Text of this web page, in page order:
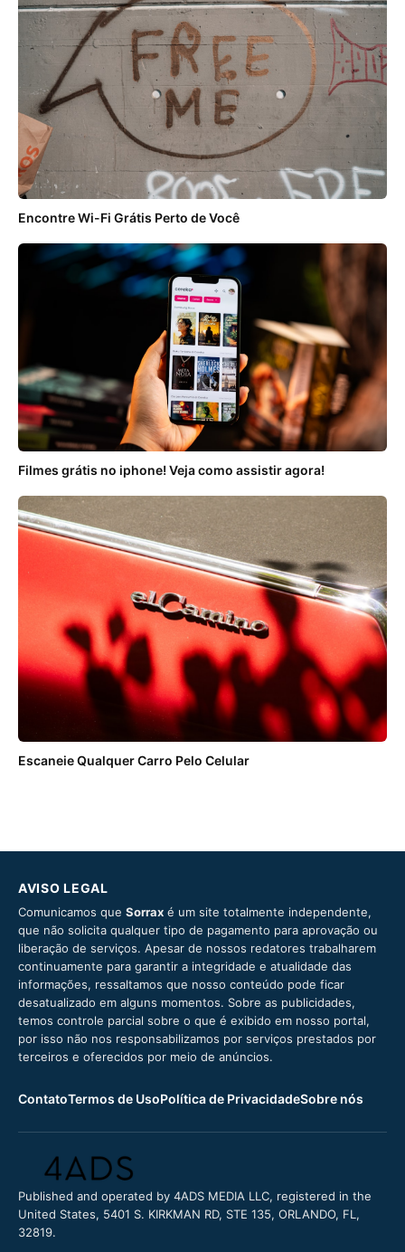
Encontre Wi-Fi Grátis Perto de Você
Filmes grátis no iphone! Veja como assistir agora!
Escaneie Qualquer Carro Pelo Celular
AVISO LEGAL
Comunicamos que Sorrax é um site totalmente independente,
que não solicita qualquer tipo de pagamento para aprovação ou
liberação de serviços. Apesar de nossos redatores trabalharem
continuamente para garantir a integridade e atualidade das
informações, ressaltamos que nosso conteúdo pode ficar
desatualizado em alguns momentos. Sobre as publicidades,
temos controle parcial sobre o que é exibido em nosso portal,
por isso não nos responsabilizamos por serviços prestados por
terceiros e oferecidos por meio de anúncios.
ContatoTermos de UsoPolítica de PrivacidadeSobre nós
Published and operated by 4ADS MEDIA LLC, registered in the
United States, 5401 S. KIRKMAN RD, STE 135, ORLANDO, FL,
32819.